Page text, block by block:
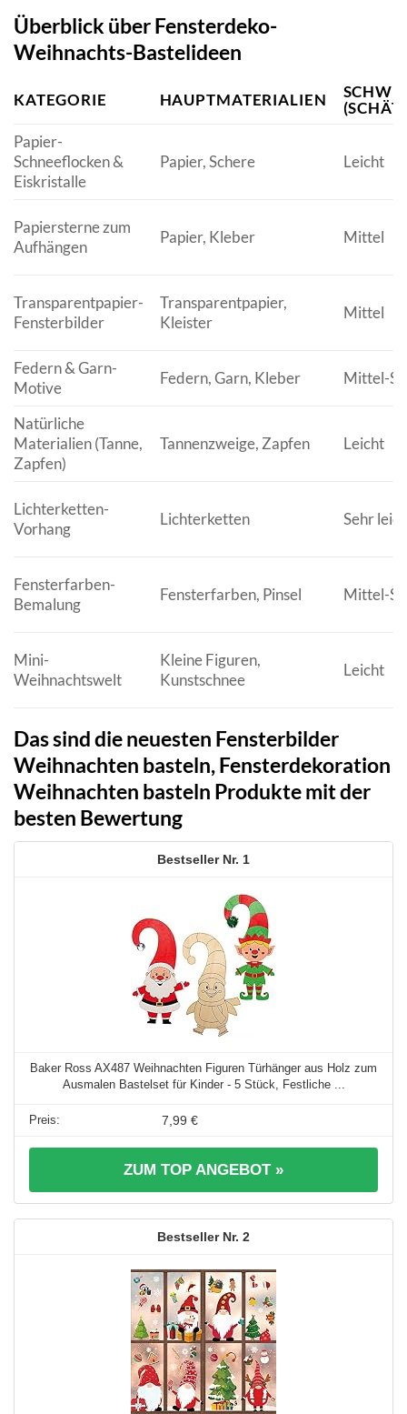
Überblick über Fensterdeko-
Weihnachts-Bastelideen
KATEGORIE HAUPTMATERIALIEN
Papier-
Schneeflocken &
Eiskristalle
Papier, Schere Leicht
Papiersterne zum
Aufhängen
Papier, Kleber Mittel
Transparentpapier-
Fensterbilder
Transparentpapier,
Kleister
Mittel
Federn & Garn-
Motive
Federn, Garn, Kleber Mittel-
Natürliche
Materialien (Tanne,
Zapfen)
Tannenzweige, Zapfen Leicht
Lichterketten-
Vorhang
Lichterketten Sehr
Fensterfarben-
Bemalung
Fensterfarben, Pinsel Mittel-
Mini-
Weihnachtswelt
Kleine Figuren,
Kunstschnee
Leicht
Das sind die neuesten Fensterbilder
Weihnachten basteln, Fensterdekoration
Weihnachten basteln Produkte mit der
besten Bewertung
1
Baker Ross AX487 Weihnachten Figuren Türhänger aus Holz zum
Ausmalen Bastelset für Kinder - 5 Stück, Festliche ...
7,99 €
ZUM TOP ANGEBOT »
2